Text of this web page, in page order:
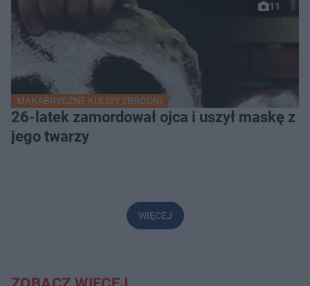
11
MAKABRYCZNE KULISY ZBRODNI
26-latek zamordował ojca i uszył maskę z
jego twarzy
WIĘCEJ